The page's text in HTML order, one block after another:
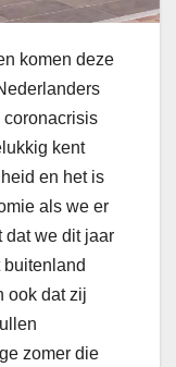
komen deze
coronacrisis
kent
en het is
als we er
dat we dit jaar
ook dat zij
zomer die